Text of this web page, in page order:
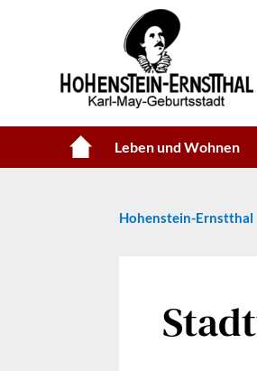
Leben und Wohnen
Hohenstein-Ernstthal